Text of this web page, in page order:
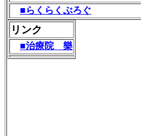
■らくらくぶろぐ
リンク
■治療院 樂